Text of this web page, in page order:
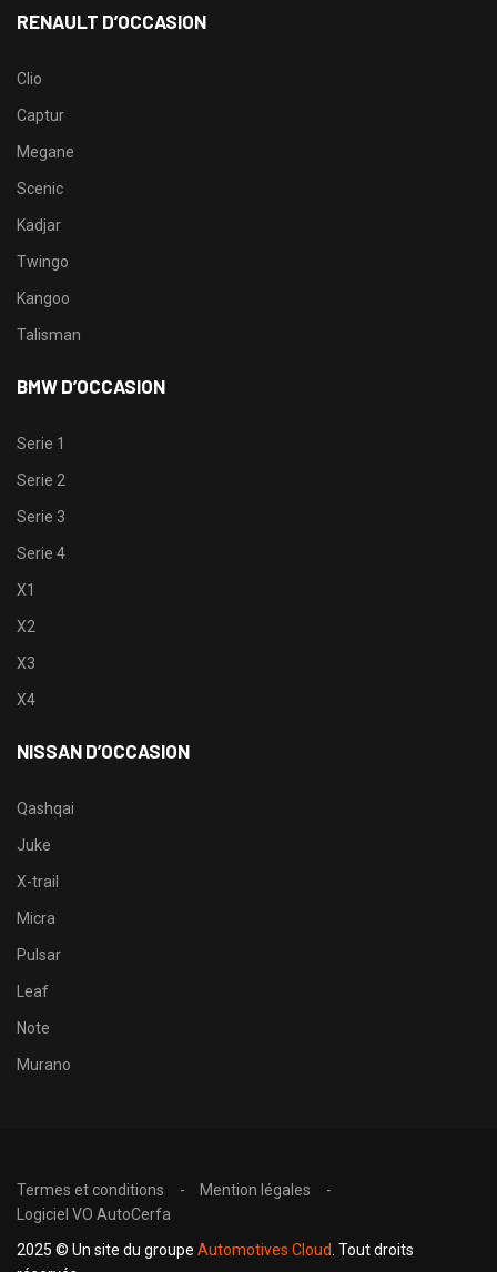
RENAULT D’OCCASION
Clio
Captur
Megane
Scenic
Kadjar
Twingo
Kangoo
Talisman
BMW D’OCCASION
Serie 1
Serie 2
Serie 3
Serie 4
X1
X2
X3
X4
NISSAN D’OCCASION
Qashqai
Juke
X-trail
Micra
Pulsar
Leaf
Note
Murano
Termes et conditions
Mention légales
Logiciel VO AutoCerfa
2025 © Un site du groupe Automotives Cloud . Tout droits